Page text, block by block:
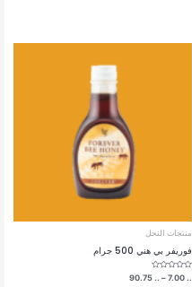
منتجات النحل
فوريفر بي هني 500 جرام
تم
التقييم
7.00 ..
–
90.75 ..
نطاق